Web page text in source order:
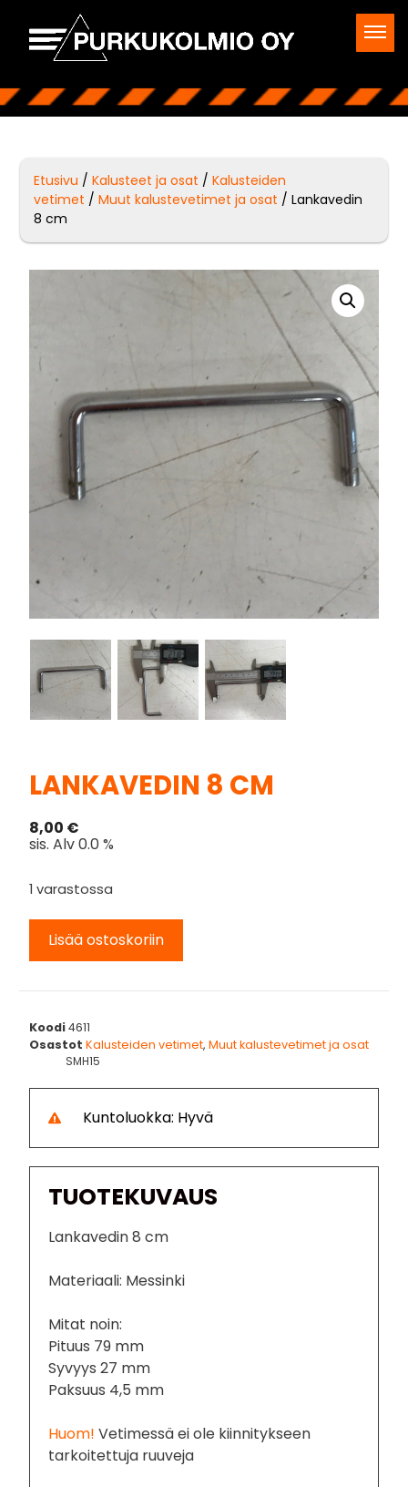
Etusivu /Kalusteet ja osat /Kalusteiden
vetimet /Muut kalustevetimet ja osat / Lankavedin
8 cm
LANKAVEDIN 8 CM
8,00 €
sis. Alv 0.0 %
1 varastossa
Lisää ostoskoriin
Koodi4611
Osastot Kalusteiden vetimet,Muut kalustevetimet ja osat
SMH15
Kuntoluokka: Hyvä
TUOTEKUVAUS
Lankavedin 8 cm
Materiaali: Messinki
Mitat noin:
Pituus 79 mm
Syvyys 27 mm
Paksuus 4,5 mm
Huom! Vetimessä ei ole kiinnitykseen
tarkoitettuja ruuveja